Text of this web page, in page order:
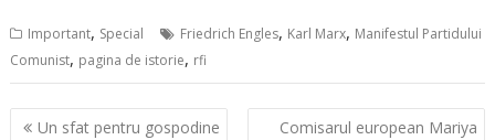
Important, Special Friedrich Engles, Karl Marx, Manifestul Partidului
Comunist, pagina de istorie, rfi
Navigare
Un sfat pentru gospodine
Comisarul european Mariya